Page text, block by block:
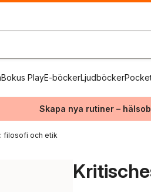
Bokus PlayE-böckerLjudböcker
Skapa nya rutiner –
filosofi och etik